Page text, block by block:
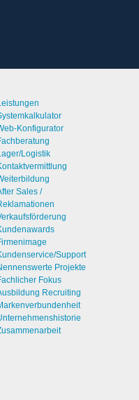
Konfigurator
Logistik
Sales /
Support
Projekte
Fokus
Recruiting
Benutzerstatistik
Benutzerverhaltens